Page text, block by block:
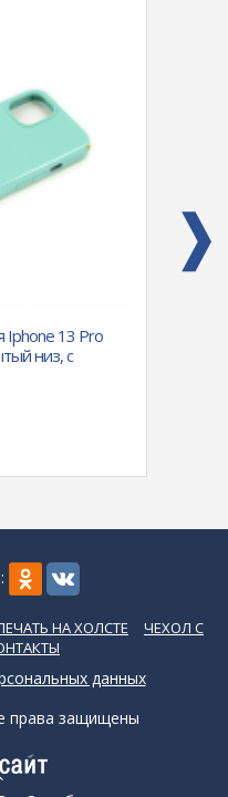
Iphone 13 Pro
низ, с
НА ХОЛСТЕ
ЧЕХОЛ С
данных
права защищены